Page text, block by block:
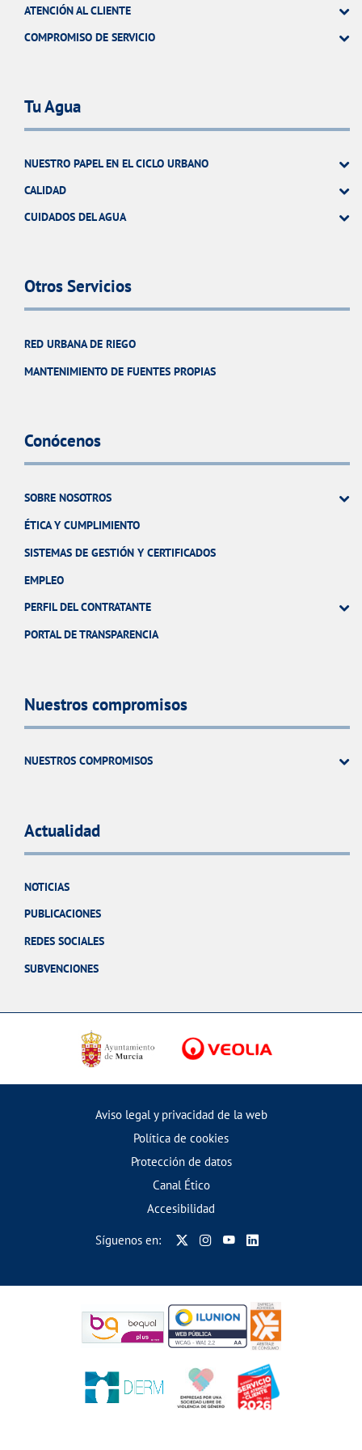
ATENCIÓN AL CLIENTE
COMPROMISO DE SERVICIO
Tu Agua
NUESTRO PAPEL EN EL CICLO URBANO
CALIDAD
CUIDADOS DEL AGUA
Otros Servicios
RED URBANA DE RIEGO
MANTENIMIENTO DE FUENTES PROPIAS
Conócenos
SOBRE NOSOTROS
ÉTICA Y CUMPLIMIENTO
SISTEMAS DE GESTIÓN Y CERTIFICADOS
EMPLEO
PERFIL DEL CONTRATANTE
PORTAL DE TRANSPARENCIA
Nuestros compromisos
NUESTROS COMPROMISOS
Actualidad
NOTICIAS
PUBLICACIONES
REDES SOCIALES
SUBVENCIONES
Aviso legal y privacidad de la web
Política de cookies
Protección de datos
Canal Ético
Accesibilidad
Síguenos en: